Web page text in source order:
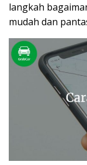
langkah
mudah dan